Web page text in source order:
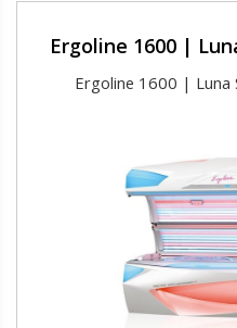
Ergoline 1600 |
Ergoline 1600 | Luna